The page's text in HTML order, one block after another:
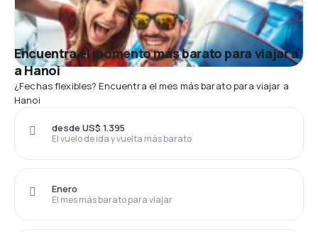
Encuentra el momento más barato para viajar a
a Hanoi
¿Fechas flexibles? Encuentra el mes más barato para viajar a
Hanoi
El vuelo de ida y vuelta más barato
desde US$ 1.395
El mes más barato para viajar
Enero